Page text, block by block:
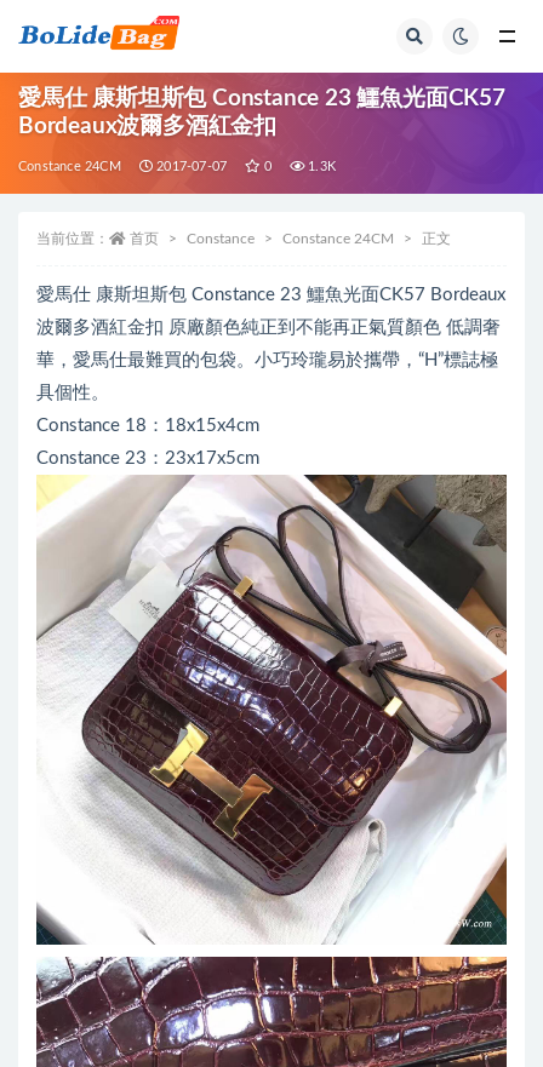
愛馬仕 康斯坦斯包 Constance 23 鱷魚光面CK57
Bordeaux波爾多酒紅金扣
Constance 24CM 2017-07-07 0 1.3K
当前位置： 首页 Constance Constance 24CM 正文
愛馬仕 康斯坦斯包 Constance 23 鱷魚光面CK57 Bordeaux
波爾多酒紅金扣 原廠顏色純正到不能再正氣質顏色 低調奢
華，愛馬仕最難買的包袋。小巧玲瓏易於攜帶，“H”標誌極
具個性。
Constance 18：18x15x4cm
Constance 23：23x17x5cm